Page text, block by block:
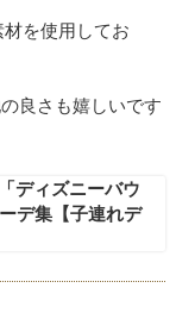
を使用してお
良さも嬉しいです
ディズニーバウ
デ集【子連れデ